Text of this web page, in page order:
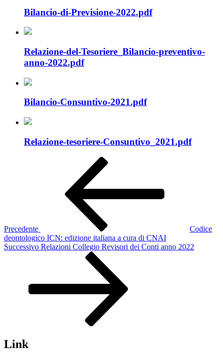
Bilancio-di-Previsione-2022.pdf
Relazione-del-Tesoriere_Bilancio-preventivo-
anno-2022.pdf
Bilancio-Consuntivo-2021.pdf
Relazione-tesoriere-Consuntivo_2021.pdf
Precedente
Codice
deontologico ICN: edizione italiana a cura di CNAI
Articolo
Successivo Relazioni Collegio Revisori dei Conti anno 2022
Link